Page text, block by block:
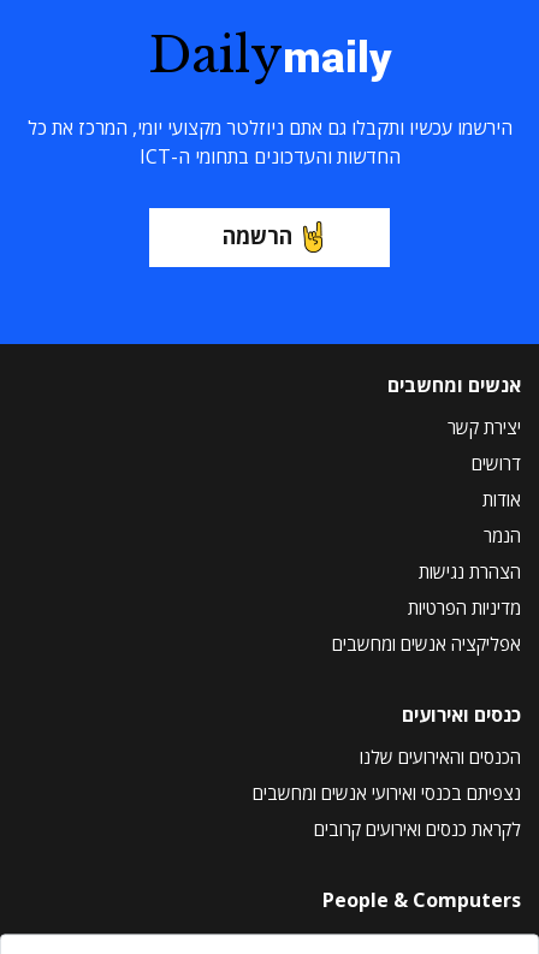
Dailymaily
הירשמו עכשיו ותקבלו גם אתם ניוזלטר מקצועי יומי, המרכז את כל
החדשות והעדכונים בתחומי ה-ICT
הרשמה
אנשים ומחשבים
יצירת קשר
דרושים
אודות
הנמר
הצהרת נגישות
מדיניות הפרטיות
אפליקציה אנשים ומחשבים
כנסים ואירועים
הכנסים והאירועים שלנו
נצפיתם בכנסי ואירועי אנשים ומחשבים
לקראת כנסים ואירועים קרובים
People & Computers
About Us